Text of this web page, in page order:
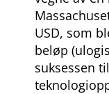
USD, som
beløp
suksessen